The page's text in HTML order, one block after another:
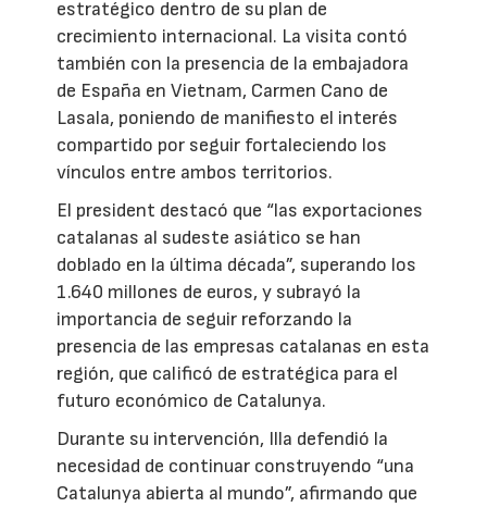
estratégico dentro de su plan de
crecimiento internacional. La visita contó
también con la presencia de la embajadora
de España en Vietnam, Carmen Cano de
Lasala, poniendo de manifiesto el interés
compartido por seguir fortaleciendo los
vínculos entre ambos territorios.
El president destacó que “las exportaciones
catalanas al sudeste asiático se han
doblado en la última década”, superando los
1.640 millones de euros, y subrayó la
importancia de seguir reforzando la
presencia de las empresas catalanas en esta
región, que calificó de estratégica para el
futuro económico de Catalunya.
Durante su intervención, Illa defendió la
necesidad de continuar construyendo “una
Catalunya abierta al mundo”, afirmando que